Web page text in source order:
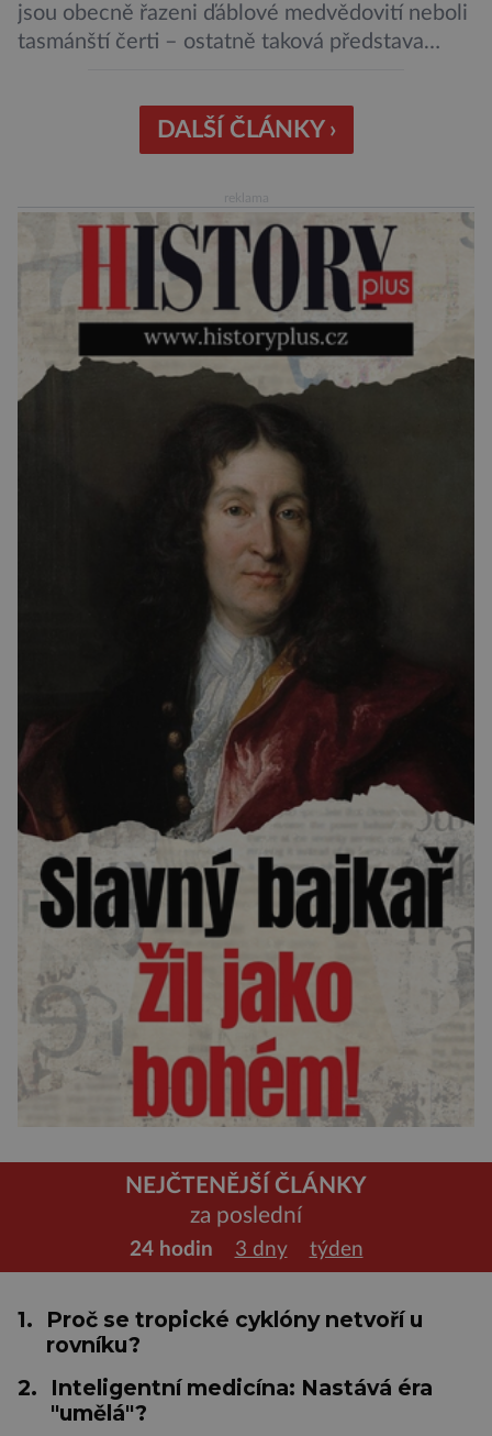
jsou obecně řazeni ďáblové medvědovití neboli
tasmánští čerti – ostatně taková představa
ostrově Tasmánie, si však takovou nálepku
vůbec nezaslouží. Fakticky se totiž spíše než o
plaché živočichy. Velikostně […]
DALŠÍ ČLÁNKY ›
NEJČTENĚJŠÍ ČLÁNKY
za poslední
24 hodin 3 dny týden
1.
Proč se tropické cyklóny netvoří u
rovníku?
2.
Inteligentní medicína: Nastává éra
"umělá"?